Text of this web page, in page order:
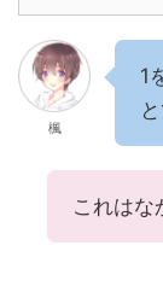
楓
1
これはな